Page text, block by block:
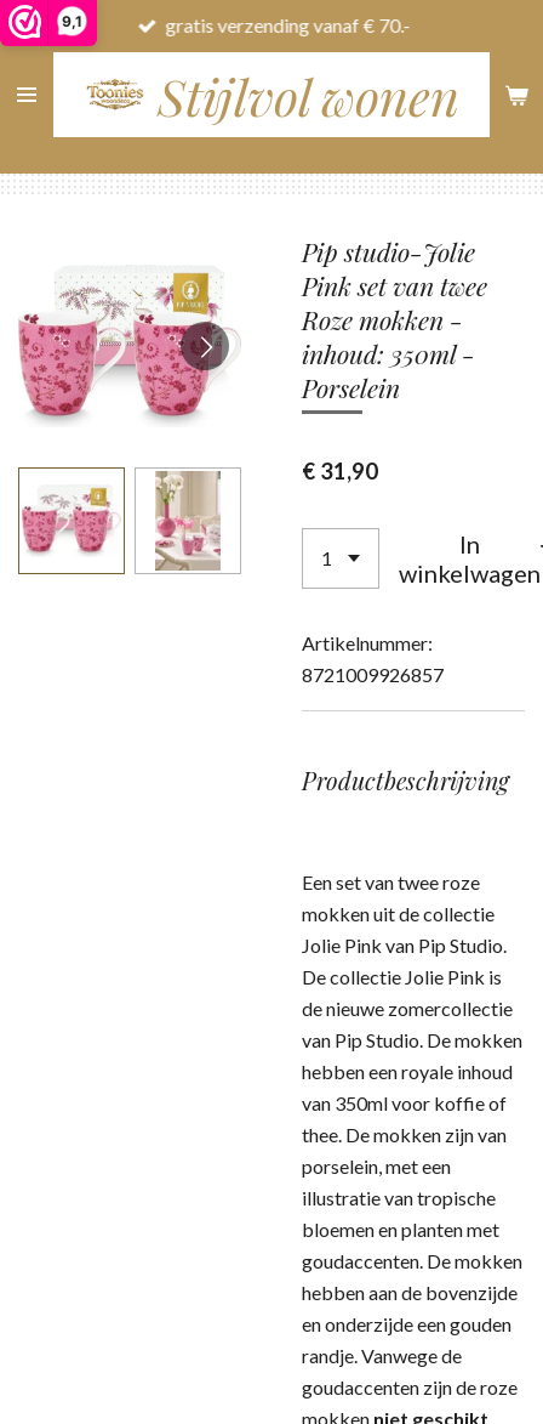
9,1
Ga
direct
naar
Stijlvol wonen
gratis verzending vanaf € 70.-
Pip studio-Jolie
Pink set van twee
Roze mokken -
inhoud: 350ml -
Porselein
€ 31,90
In
winkelwagen
Artikelnummer:
8721009926857
Productbeschrijving
Een set van twee roze
mokken uit de collectie
Jolie Pink van Pip Studio.
De collectie Jolie Pink is
de nieuwe zomercollectie
van Pip Studio. De mokken
hebben een royale inhoud
van 350ml voor koffie of
thee. De mokken zijn van
porselein, met een
illustratie van tropische
bloemen en planten met
goudaccenten. De mokken
hebben aan de bovenzijde
en onderzijde een gouden
randje. Vanwege de
goudaccenten zijn de roze
mokken niet geschikt